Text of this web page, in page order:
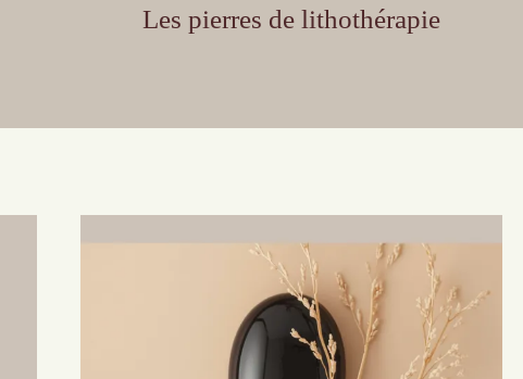
Les pierres de lithothérapie